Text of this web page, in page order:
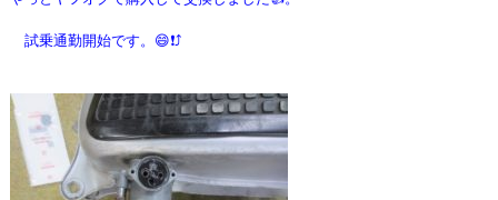
試乗通勤開始です。😄❗⤴️